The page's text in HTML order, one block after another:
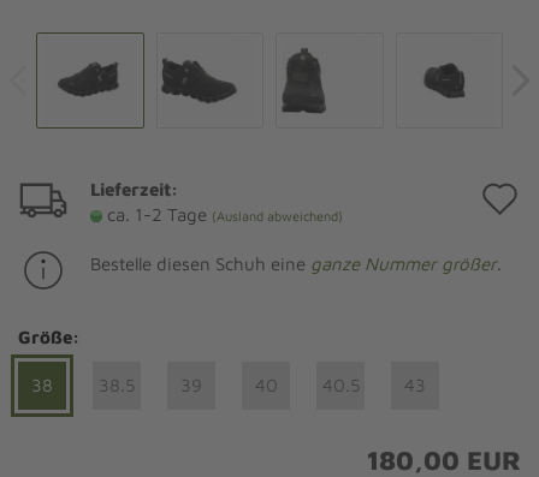
Lieferzeit:
ca. 1-2 Tage (Ausland abweichend)
Bestelle diesen Schuh eine ganze Nummer größer.
Größe:
38 38.5 39 40 40.5 43
180,00 EUR